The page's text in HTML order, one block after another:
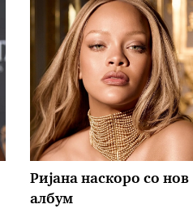
Ријана наскоро со нов
албум